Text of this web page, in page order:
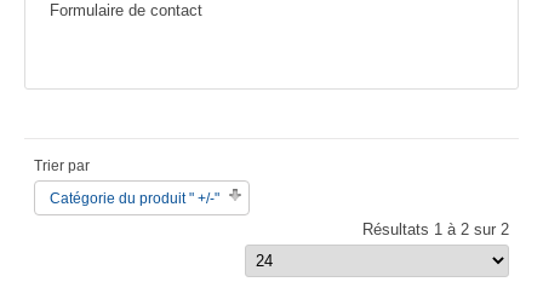
Formulaire de contact
Trier par
Catégorie du produit " +/-"
Résultats 1 à 2 sur 2